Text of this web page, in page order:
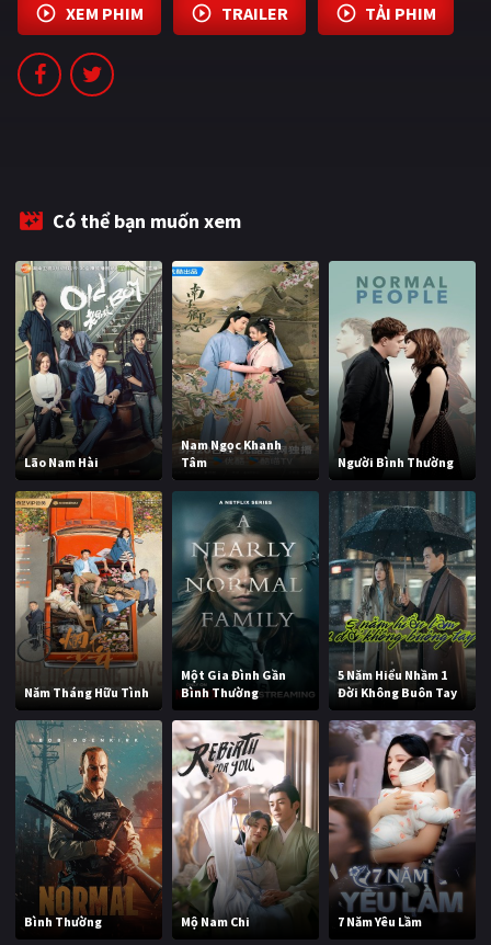
PHIM MỚI
PHIM BỘ
TUYỂN TẬP PHIM
BLOG
XEM PHIM TRAILER TẢI PHIM
Có thể bạn muốn xem
Lão Nam Hài
Nam Ngọc Khanh
Tâm
Người Bình Thường
Năm Tháng Hữu Tình
Một Gia Đình Gần
Bình Thường
5 Năm Hiểu Nhầm 1
Đời Không Buôn Tay
Bình Thường Mộ Nam Chi 7 Năm Yêu Lầm